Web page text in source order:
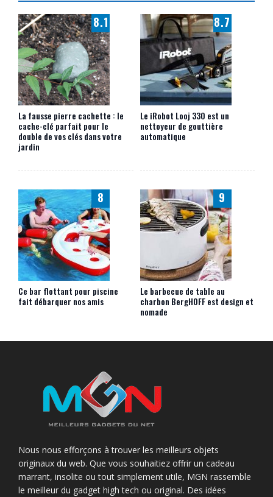
8.1
La fausse pierre cachette : le
cache-clé parfait pour le
double de vos clés dans votre
jardin
8.7
Le iRobot Looj 330 est un
nettoyeur de gouttière
automatique
8
Ce bar flottant pour piscine
fait débarquer nos amis
9
Le barbecue de table au
charbon BergHOFF est design et
nomade
Nous nous efforçons à trouver les meilleurs objets
originaux du web. Que vous souhaitiez offrir un cadeau
marrant, insolite ou tout simplement utile, MGN rassemble
le meilleur du gadget high tech ou original. Des idées